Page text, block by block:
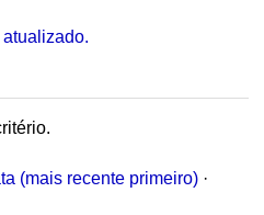
(mais recente primeiro) ·